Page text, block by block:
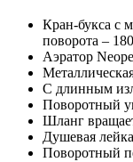
Кран-букса с
поворота –
Аэратор
С длинным
Поворотный
Шланг
Душевая
Поворотный